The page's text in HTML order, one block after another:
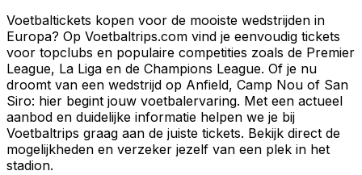
Voetbaltickets kopen voor de mooiste wedstrijden in
Europa? Op Voetbaltrips.com vind je eenvoudig tickets
voor topclubs en populaire competities zoals de Premier
League, La Liga en de Champions League. Of je nu
droomt van een wedstrijd op Anfield, Camp Nou of San
Siro: hier begint jouw voetbalervaring. Met een actueel
aanbod en duidelijke informatie helpen we je bij
Voetbaltrips graag aan de juiste tickets. Bekijk direct de
mogelijkheden en verzeker jezelf van een plek in het
stadion.